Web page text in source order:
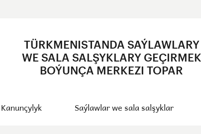
TÜRKMENISTANDA SAÝLAWLARY
WE SALA SALŞYKLARY GEÇIRMEK
BOÝUNÇA MERKEZI TOPAR
Kanunçylyk Saýlawlar we sala salşyklar